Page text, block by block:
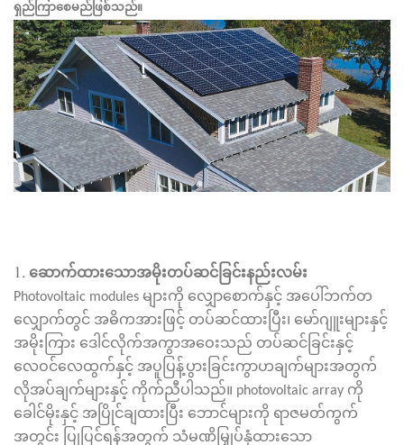
ရှည်ကြာစေမည်ဖြစ်သည်။
1. ဆောက်ထားသောအမိုးတပ်ဆင်ခြင်းနည်းလမ်း
Photovoltaic modules များကို လျှောစောက်နှင့် အပေါ်ဘက်တ
လျှောက်တွင် အဓိကအားဖြင့် တပ်ဆင်ထားပြီး၊ မော်ဂျူးများနှင့်
အမိုးကြား ဒေါင်လိုက်အကွာအဝေးသည် တပ်ဆင်ခြင်းနှင့်
လေဝင်လေထွက်နှင့် အပူပြန့်ပွားခြင်းကွာဟချက်များအတွက်
လိုအပ်ချက်များနှင့် ကိုက်ညီပါသည်။ photovoltaic array ကို
ခေါင်မိုးနှင့် အပြိုင်ချထားပြီး ဘောင်များကို ရာဇမတ်ကွက်
အတွင်း ပြုပြင်ရန်အတွက် သံမဏိမြှုပ်နှံထားသော